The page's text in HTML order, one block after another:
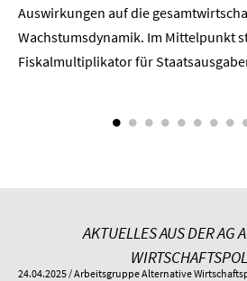
Auswirkungen auf die
Wachstumsdynamik. Im Mittelpunkt
Fiskalmultiplikator für
AKTUELLES AUS DER AG
24.04.2025 / Arbeitsgruppe Alternative